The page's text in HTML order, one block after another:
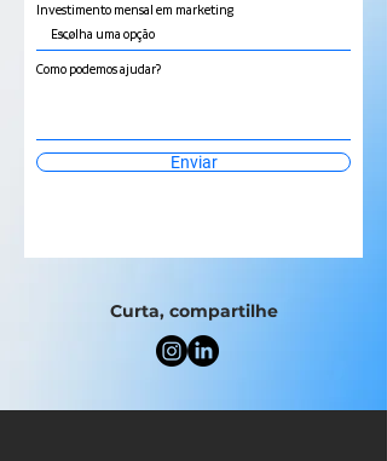
Investimento mensal em marketing
Como podemos ajudar?
Enviar
Curta, compartilhe